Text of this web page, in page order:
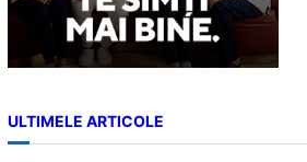
ULTIMELE ARTICOLE